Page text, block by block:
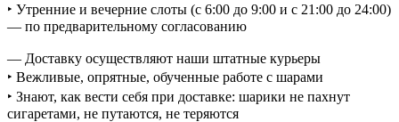
‣ Утренние и вечерние слоты (с 6:00 до 9:00 и с 21:00 до 24:00)
— по предварительному согласованию
— Доставку осуществляют наши штатные курьеры
‣ Вежливые, опрятные, обученные работе с шарами
‣ Знают, как вести себя при доставке: шарики не пахнут
сигаретами, не путаются, не теряются